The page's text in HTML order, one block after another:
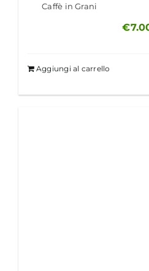
Caffè in Grani
€
Aggiungi al carrello